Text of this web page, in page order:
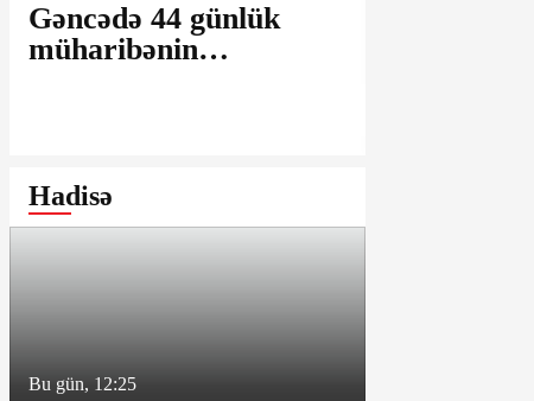
Gəncədə 44 günlük
müharibənin
Arxitektura Komitəsi -
SAKİNLƏRDƏN
Hadisə
Bu gün, 12:25